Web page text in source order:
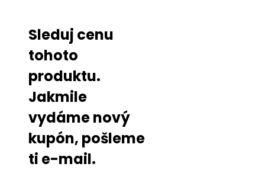
Sleduj cenu
tohoto
produktu.
Jakmile
vydáme nový
kupón, pošleme
ti e-mail.